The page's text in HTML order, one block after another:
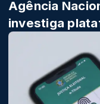
Agência
investiga